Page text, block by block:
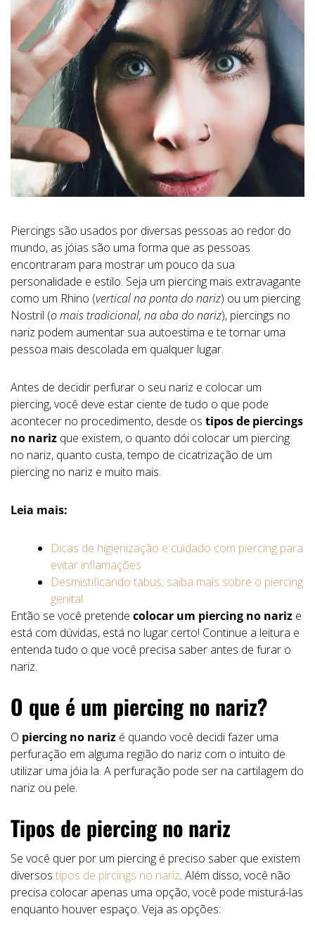
Piercings são usados por diversas pessoas ao redor do
mundo, as jóias são uma forma que as pessoas
encontraram para mostrar um pouco da sua
personalidade e estilo. Seja um piercing mais extravagante
como um Rhino (vertical na ponta do nariz) ou um piercing
Nostril (o mais tradicional, na aba do nariz), piercings no
nariz podem aumentar sua autoestima e te tornar uma
pessoa mais descolada em qualquer lugar.
Antes de decidir perfurar o seu nariz e colocar um
piercing, você deve estar ciente de tudo o que pode
acontecer no procedimento, desde os tipos de piercings
no nariz que existem, o quanto dói colocar um piercing
no nariz, quanto custa, tempo de cicatrização de um
piercing no nariz e muito mais.
Leia mais:
Dicas de higienização e cuidado com piercing para
evitar inflamações
Desmistificando tabus, saiba mais sobre o piercing
genital
Então se você pretende colocar um piercing no nariz e
está com dúvidas, está no lugar certo! Continue a leitura e
entenda tudo o que você precisa saber antes de furar o
nariz.
O que é um piercing no nariz?
O piercing no nariz é quando você decidi fazer uma
perfuração em alguma região do nariz com o intuito de
utilizar uma jóia la. A perfuração pode ser na cartilagem do
nariz ou pele.
Tipos de piercing no nariz
Se você quer por um piercing é preciso saber que existem
diversos tipos de pircings no nariz. Além disso, você não
precisa colocar apenas uma opção, você pode misturá-las
enquanto houver espaço. Veja as opções: